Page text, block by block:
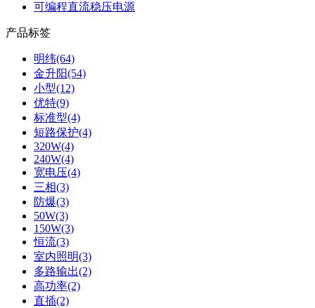
可编程直流稳压电源
产品标签
明纬(64)
金升阳(54)
小型(12)
优特(9)
标准型(4)
短路保护(4)
320W(4)
240W(4)
宽电压(4)
三相(3)
防爆(3)
50W(3)
150W(3)
恒流(3)
室内照明(3)
多路输出(2)
高功率(2)
直插(2)